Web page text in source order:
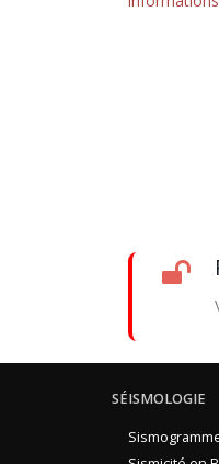
SÉISMOLOGIE